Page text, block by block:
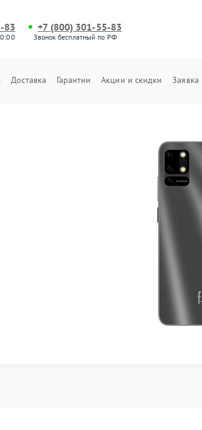
83 +7 (800) 301-55-83
Звонок бесплатный по РФ
Доставка Гарантии Акции и скидки